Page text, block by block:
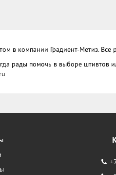
в компании Градиент-Метиз. Все
рады помочь в выборе штивтов